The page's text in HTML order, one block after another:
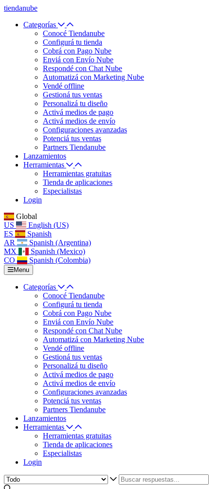
tiendanube
Categorías
Conocé Tiendanube
Configurá tu tienda
Cobrá con Pago Nube
Enviá con Envío Nube
Respondé con Chat Nube
Automatizá con Marketing Nube
Vendé offline
Gestioná tus ventas
Personalizá tu diseño
Activá medios de pago
Activá medios de envío
Configuraciones avanzadas
Potenciá tus ventas
Partners Tiendanube
Lanzamientos
Herramientas
Herramientas gratuitas
Tienda de aplicaciones
Especialistas
Login
Global
US
English (US)
ES
Spanish
AR
Spanish (Argentina)
MX
Spanish (Mexico)
CO
Spanish (Colombia)
Menu
Categorías
Conocé Tiendanube
Configurá tu tienda
Cobrá con Pago Nube
Enviá con Envío Nube
Respondé con Chat Nube
Automatizá con Marketing Nube
Vendé offline
Gestioná tus ventas
Personalizá tu diseño
Activá medios de pago
Activá medios de envío
Configuraciones avanzadas
Potenciá tus ventas
Partners Tiendanube
Lanzamientos
Herramientas
Herramientas gratuitas
Tienda de aplicaciones
Especialistas
Login